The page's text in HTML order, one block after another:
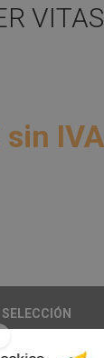
sin IVA
FORMATO PDF